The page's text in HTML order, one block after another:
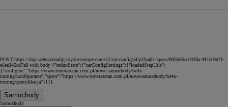
POST https://dxp-webcarconfig.toyota-europe.com/v1/car-config/pl/pl?path=specs/005b05cd-028a-4116-9df3-
e6ee345cd7a8 with body {"reduxState":{"carConfigSettings":{"loadedStepUrls":
{"configure":"https://www.toyotazeran.com.pl/nowe-samochody/bz4x-
touring/konfigurator","specs":"https://www.toyotazeran.com.pl/nowe-samochody/bz4x-
touring/specyfikacja"}}}}
Samochody
Samochody